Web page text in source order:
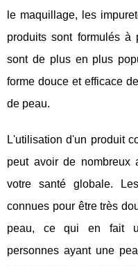
le maquillage, les
produits sont formulés à
sont de plus en plus
forme douce et efficace
de peau.
L'utilisation d'un produit
peut avoir de nombreux
votre santé globale.
connues pour être très
peau, ce qui en fait
personnes ayant une